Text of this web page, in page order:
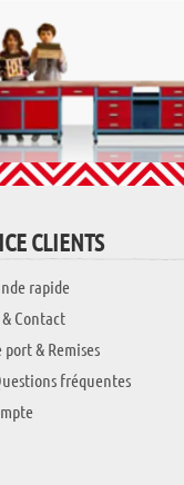
CLIENTS
rapide
Contact
port & Remises
fréquentes